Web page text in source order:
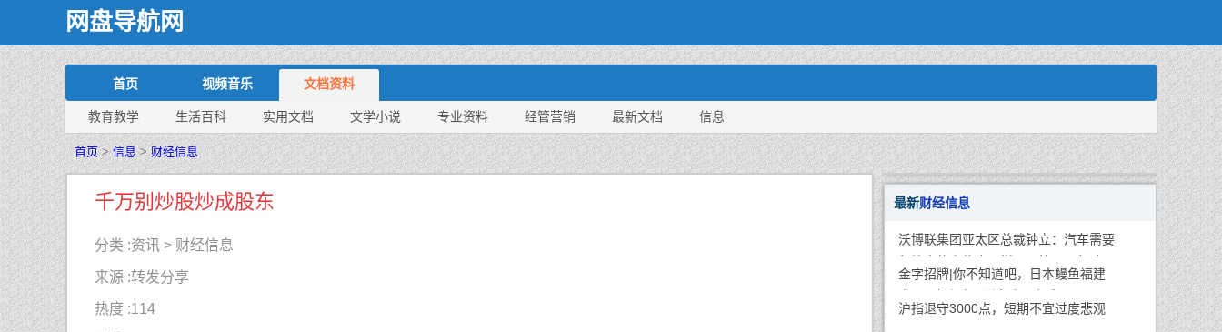
网盘导航网
首页 视频音乐 文档资料
教育教学 生活百科 实用文档 文学小说 专业资料 经管营销 最新文档 信息
首页>信息>财经信息
千万别炒股炒成股东
分类 :资讯 > 财经信息
来源 :转发分享
热度 :114
最新财经信息
沃博联集团亚太区总裁钟立：汽车需要
防很多疾病
金字招牌|你不知道吧，日本鳗鱼福建
沪指退守3000点，短期不宜过度悲观